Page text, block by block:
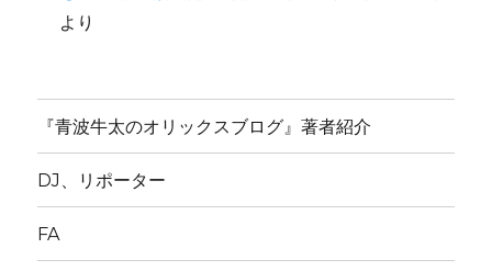
より
『青波牛太のオリックスブログ』著者紹介
DJ、リポーター
FA